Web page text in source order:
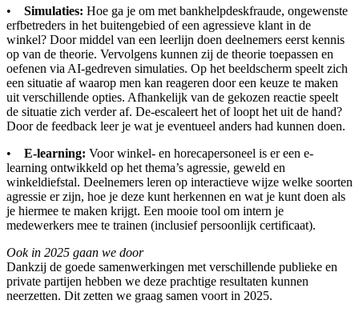
• Simulaties: Hoe ga je om met bankhelpdeskfraude, ongewenste
erfbetreders in het buitengebied of een agressieve klant in de
winkel? Door middel van een leerlijn doen deelnemers eerst kennis
op van de theorie. Vervolgens kunnen zij de theorie toepassen en
oefenen via AI-gedreven simulaties. Op het beeldscherm speelt zich
een situatie af waarop men kan reageren door een keuze te maken
uit verschillende opties. Afhankelijk van de gekozen reactie speelt
de situatie zich verder af. De-escaleert het of loopt het uit de hand?
Door de feedback leer je wat je eventueel anders had kunnen doen.
• E-learning: Voor winkel- en horecapersoneel is er een e-
learning ontwikkeld op het thema’s agressie, geweld en
winkeldiefstal. Deelnemers leren op interactieve wijze welke soorten
agressie er zijn, hoe je deze kunt herkennen en wat je kunt doen als
je hiermee te maken krijgt. Een mooie tool om intern je
medewerkers mee te trainen (inclusief persoonlijk certificaat).
Ook in 2025 gaan we door
Dankzij de goede samenwerkingen met verschillende publieke en
private partijen hebben we deze prachtige resultaten kunnen
neerzetten. Dit zetten we graag samen voort in 2025.